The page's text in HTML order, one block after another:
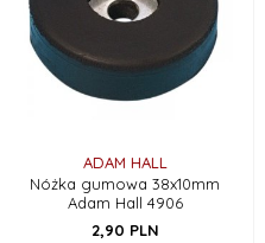
ADAM HALL
Nóżka gumowa 38x10mm
Adam Hall 4906
2,90 PLN